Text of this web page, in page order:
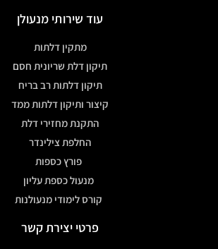
עוד שירותי מנעולן
מתקין דלתות
תיקון דלת שריונית חסם
תיקון דלתות רב בריח
קיצור ותיקון דלתות ממד
התקנת מחזירי דלת
החלפת צילינדר
פורץ כספות
מנעול כספת עליון
קורס לימודי מנעולנות
פרטי יצירת קשר